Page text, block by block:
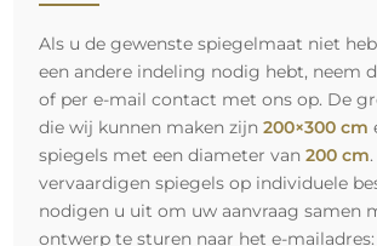
Als u de gewenste spiegelmaat niet
een andere indeling nodig hebt, neem
of per e-mail contact met ons op. De
die wij kunnen maken zijn 200×300 cm
spiegels met een diameter van 200 cm
vervaardigen spiegels op individuele
nodigen u uit om uw aanvraag samen
ontwerp te sturen naar het e-mailadres: